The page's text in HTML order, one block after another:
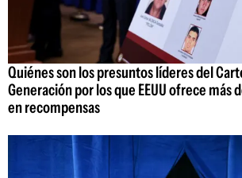
Quiénes son los presuntos líderes del
Generación por los que EEUU ofrece más
en recompensas